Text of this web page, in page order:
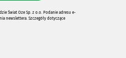
Świat Oze Sp. z o.o. Podanie adresu e-
newslettera. Szczegóły dotyczące